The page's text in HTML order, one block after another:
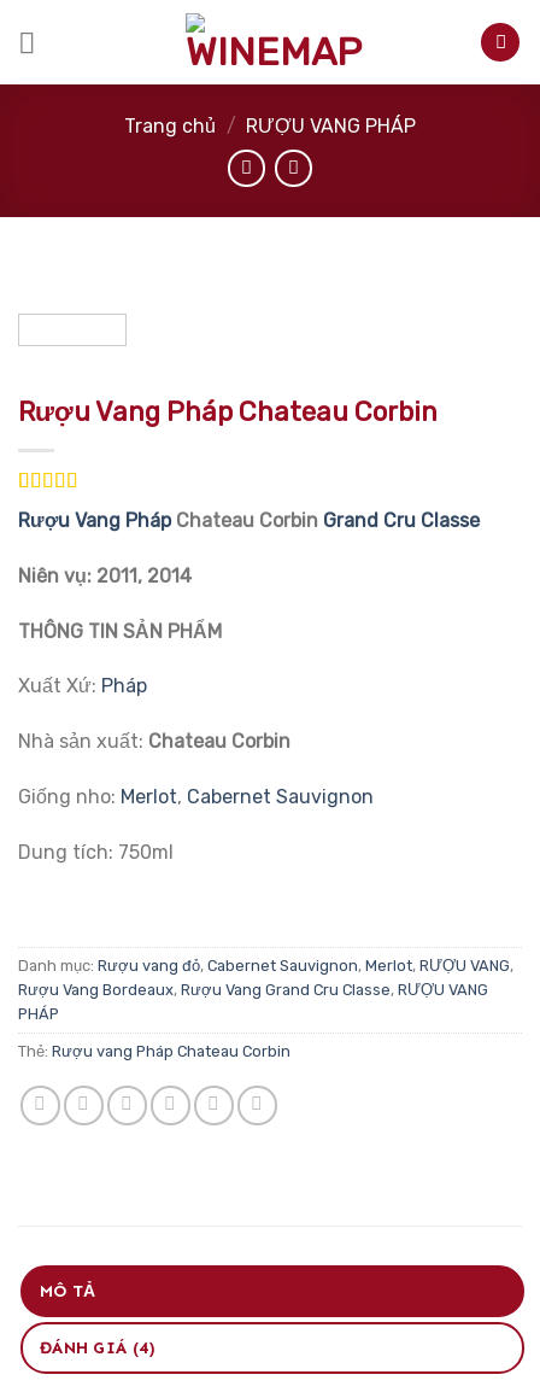
Trang chủ / RƯỢU VANG PHÁP
Rượu Vang Pháp Chateau Corbin
5.00
trên 5
dựa trên
4
Rượu Vang PhápChateau Corbin Grand Cru Classe
Niên vụ: 2011, 2014
THÔNG TIN SẢN PHẨM
Xuất Xứ: Pháp
Nhà sản xuất: Chateau Corbin
Giống nho: Merlot, Cabernet Sauvignon
Dung tích: 750ml
Danh mục: Rượu vang đỏ, Cabernet Sauvignon, Merlot, RƯỢU VANG,
Rượu Vang Bordeaux, Rượu Vang Grand Cru Classe, RƯỢU VANG
PHÁP
Thẻ: Rượu vang Pháp Chateau Corbin
MÔ TẢ
ĐÁNH GIÁ (4)